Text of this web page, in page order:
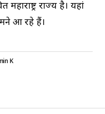
राज्य है। यहां
आ रहे हैं।
K